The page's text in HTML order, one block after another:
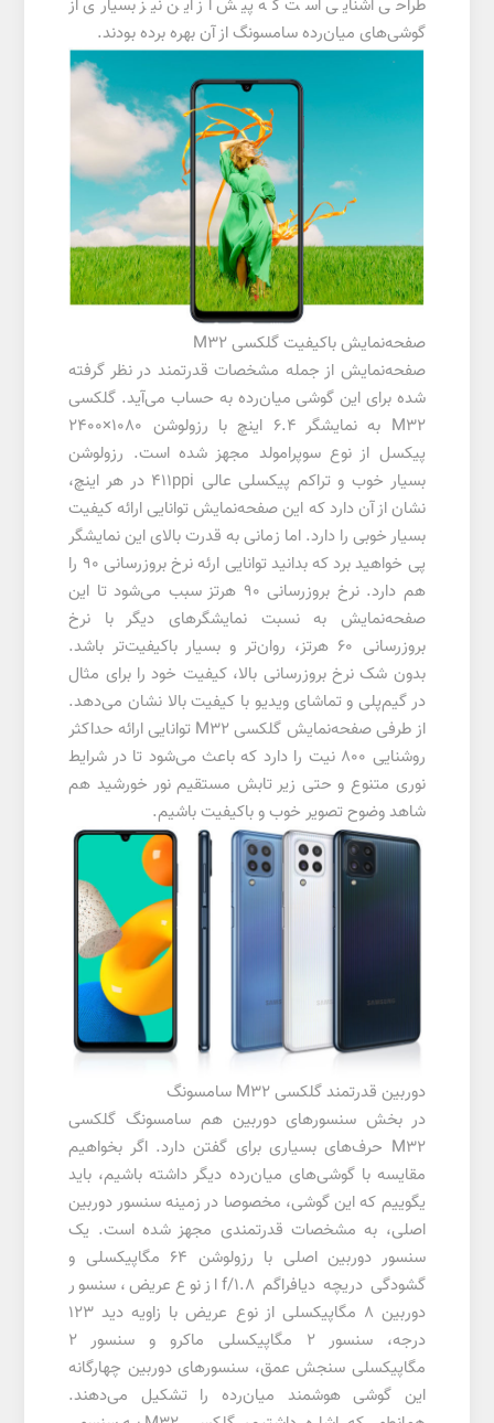
طراحی آشنایی است که پیش از این نیز بسیاری از
گوشی‌های میان‌رده سامسونگ از آن بهره برده بودند.
صفحه‌نمایش باکیفیت گلکسی M32
صفحه‌نمایش از جمله مشخصات قدرتمند در نظر گرفته
شده برای این گوشی میا‌ن‌رده به حساب می‌آید. گلکسی
M32 به نمایشگر 6.4 اینچ با رزولوشن 1080×2400
پیکسل از نوع سوپر‌امولد مجهز شده است. رزولوشن
بسیار خوب و تراکم پیکسلی عالی 411ppi در هر اینچ،
نشان از آن دارد که این صفحه‌نمایش توانایی ارائه کیفیت
بسیار خوبی را دارد. اما زمانی به قدرت بالای این نمایشگر
پی خواهید برد که بدانید توانایی ارئه نرخ بروزرسانی 90 را
هم دارد. نرخ بروزرسانی 90 هرتز سبب می‌شود تا این
صفحه‌نمایش به نسبت نمایشگرهای دیگر با نرخ
بروزرسانی 60 هرتز، روان‌تر و بسیار باکیفیت‌تر باشد.
بدون شک نرخ بروزرسانی بالا، کیفیت خود را برای مثال
در گیم‌پلی و تماشای ویدیو با کیفیت بالا نشان می‌دهد.
از طرفی صفحه‌نمایش گلکسی M32 توانایی ارائه حداکثر
روشنایی 800 نیت را دارد که باعث می‌شود تا در شرایط
نوری متنوع و حتی زیر تابش مستقیم نور خورشید هم
شاهد وضوح تصویر خوب و با‌کیفیت باشیم.
دوربین قدرتمند گلکسی M32 سامسونگ
در بخش سنسور‌های دوربین هم سامسونگ گلکسی
M32 حرف‌های بسیاری برای گفتن دارد. اگر بخواهیم
مقایسه با گوشی‌های میان‌رده دیگر داشته باشیم، باید
یگوییم که این گوشی، مخصوصا در زمینه سنسور دوربین
اصلی، به مشخصات قدرتمندی مجهز شده است. یک
سنسور دوربین اصلی با رزولوشن 64 مگاپیکسلی و
گشودگی دریچه دیافراگم f/1.8 از نوع عریض، سنسور
دوربین 8 مگاپیکسلی از نوع عریض با زاویه دید 123
درجه، سنسور 2 مگاپیکسلی ماکرو و سنسور 2
مگاپیکسلی سنجش عمق، سنسور‌های دوربین چهار‌گانه
این گوشی هوشمند میان‌رده را تشکیل می‌دهند.